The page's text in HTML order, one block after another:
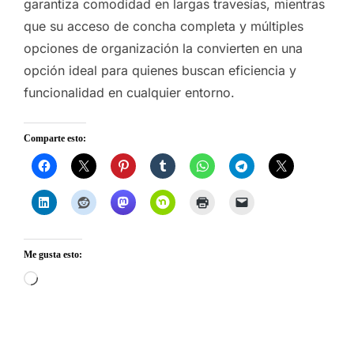
garantiza comodidad en largas travesías, mientras
que su acceso de concha completa y múltiples
opciones de organización la convierten en una
opción ideal para quienes buscan eficiencia y
funcionalidad en cualquier entorno.
Comparte esto:
Me gusta esto:
Cargando...